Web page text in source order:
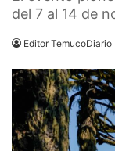
del 7 al 14 de
Editor TemucoDiario